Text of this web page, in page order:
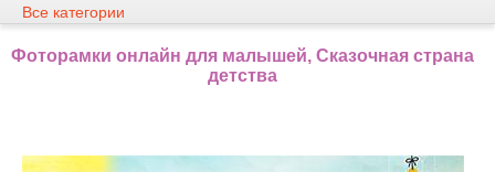
Все категории
Фоторамки онлайн для малышей, Сказочная страна
детства